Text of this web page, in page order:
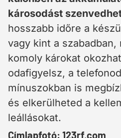
károsodást
hosszabb időre a
vagy kint a
komoly károkat
odafigyelsz, a
mínuszokban is
és elkerülheted a
leállásokat.
Címlapfotó: 123rf.com